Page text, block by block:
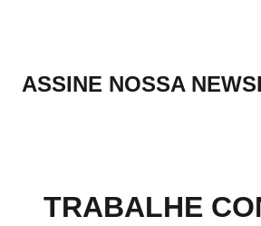
ASSINE NOSSA
TRABALHE